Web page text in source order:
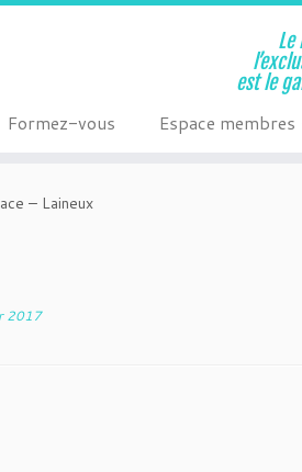
est le
Formez-vous Espace membres
– Laineux
2017